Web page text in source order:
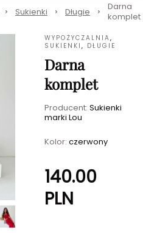
Sukienki Długie
Darna
komplet
WYPOŻYCZALNIA,
SUKIENKI, DŁUGIE
Darna
komplet
Producent:Sukienki
marki Lou
Kolor:czerwony
140.00
PLN